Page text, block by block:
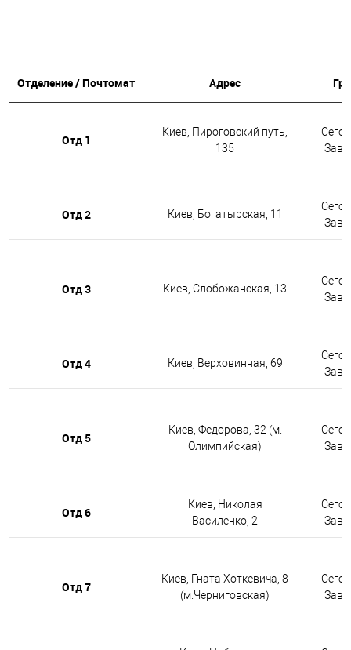
Отделение / Почтомат Адрес
Отд 1
Киев, Пироговский путь,
135
Отд 2 Киев, Богатырская, 11
Отд 3 Киев, Слобожанская, 13
Отд 4 Киев, Верховинная, 69
Отд 5
Киев, Федорова, 32 (м.
Олимпийская)
Отд 6
Киев, Николая
Василенко, 2
Отд 7
Киев, Гната Хоткевича, 8
(м.Черниговская)